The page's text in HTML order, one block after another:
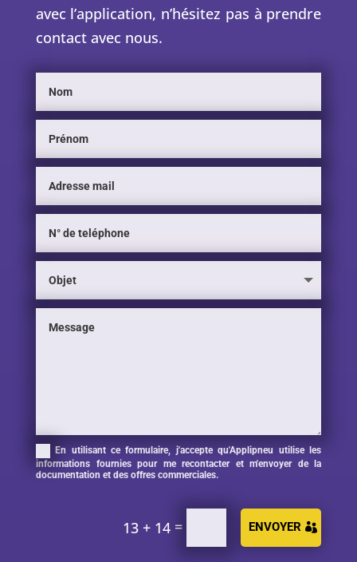
avec l’application, n’hésitez pas à prendre
contact avec nous.
En utilisant ce formulaire, j'accepte qu'Applipneu utilise les
informations fournies pour me recontacter et m'envoyer de la
documentation et des offres commerciales.
13 + 14 = ENVOYER